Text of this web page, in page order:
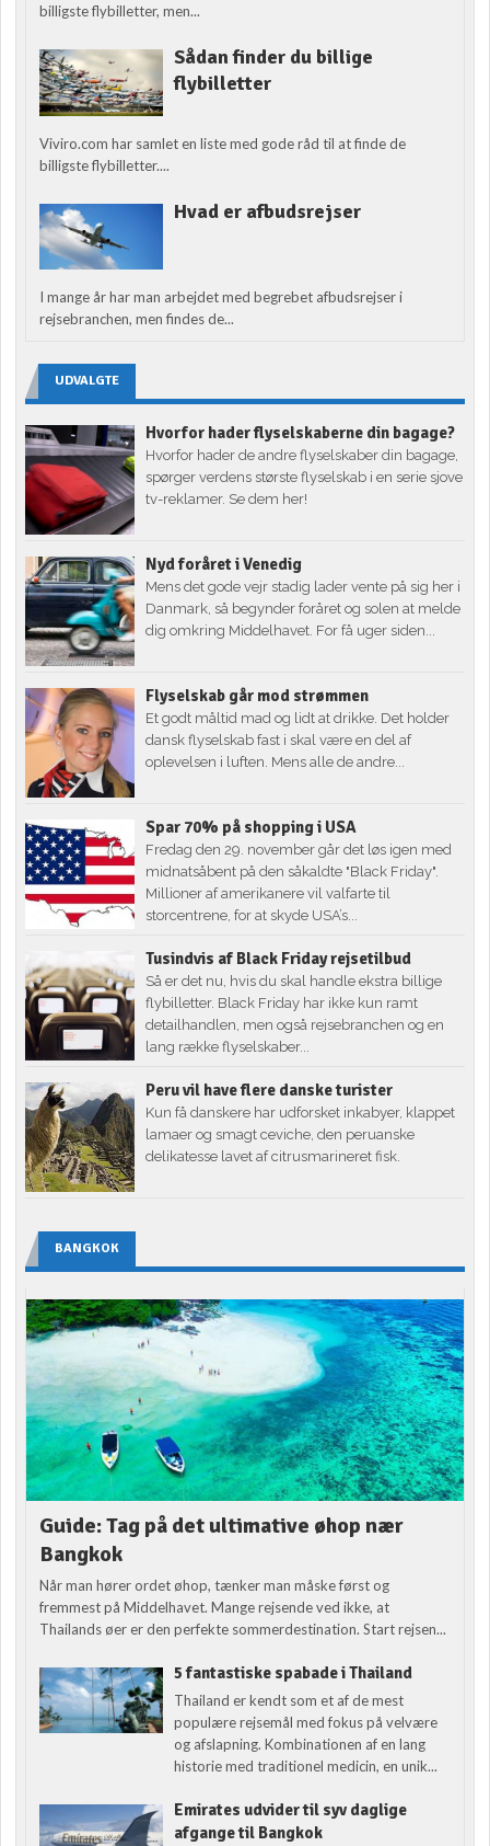
billigste flybilletter, men...
Sådan finder du billige
flybilletter
Viviro.com har samlet en liste med gode råd til at finde de
billigste flybilletter....
Hvad er afbudsrejser
I mange år har man arbejdet med begrebet afbudsrejser i
rejsebranchen, men findes de...
UDVALGTE
Hvorfor hader flyselskaberne din bagage?
Hvorfor hader de andre flyselskaber din bagage,
spørger verdens største flyselskab i en serie sjove
tv-reklamer. Se dem her!
Nyd foråret i Venedig
Mens det gode vejr stadig lader vente på sig her i
Danmark, så begynder foråret og solen at melde
dig omkring Middelhavet. For få uger siden...
Flyselskab går mod strømmen
Et godt måltid mad og lidt at drikke. Det holder
dansk flyselskab fast i skal være en del af
oplevelsen i luften. Mens alle de andre...
Spar 70% på shopping i USA
Fredag den 29. november går det løs igen med
midnatsåbent på den såkaldte "Black Friday".
Millioner af amerikanere vil valfarte til
storcentrene, for at skyde USA’s...
Tusindvis af Black Friday rejsetilbud
Så er det nu, hvis du skal handle ekstra billige
flybilletter. Black Friday har ikke kun ramt
detailhandlen, men også rejsebranchen og en
lang række flyselskaber...
Peru vil have flere danske turister
Kun få danskere har udforsket inkabyer, klappet
lamaer og smagt ceviche, den peruanske
delikatesse lavet af citrusmarineret fisk.
BANGKOK
Guide: Tag på det ultimative øhop nær
Bangkok
Når man hører ordet øhop, tænker man måske først og
fremmest på Middelhavet. Mange rejsende ved ikke, at
Thailands øer er den perfekte sommerdestination. Start rejsen...
5 fantastiske spabade i Thailand
Thailand er kendt som et af de mest
populære rejsemål med fokus på velvære
og afslapning. Kombinationen af en lang
historie med traditionel medicin, en unik...
Emirates udvider til syv daglige
afgange til Bangkok